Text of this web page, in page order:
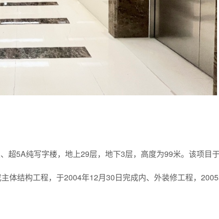
超5A纯写字楼，地上29层，地下3层，高度为99米。该项目于
体结构工程，于2004年12月30日完成内、外装修工程，